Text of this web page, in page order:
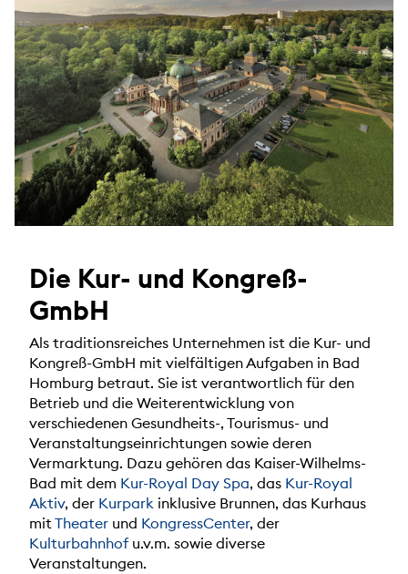
Die Kur- und Kongreß-
GmbH
Als traditionsreiches Unternehmen ist die Kur- und
Kongreß-GmbH mit vielfältigen Aufgaben in Bad
Homburg betraut. Sie ist verantwortlich für den
Betrieb und die Weiterentwicklung von
verschiedenen Gesundheits-, Tourismus- und
Veranstaltungseinrichtungen sowie deren
Vermarktung. Dazu gehören das Kaiser-Wilhelms-
Bad mit dem Kur-Royal Day Spa, das Kur-Royal
Aktiv, der Kurpark inklusive Brunnen, das Kurhaus
mitTheater und KongressCenter, der
Kulturbahnhofu.v.m. sowie diverse
Veranstaltungen.